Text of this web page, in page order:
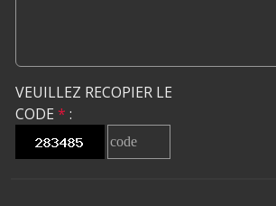
VEUILLEZ RECOPIER LE
CODE * :